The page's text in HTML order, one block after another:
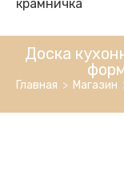
Доска
Главная > Магазин